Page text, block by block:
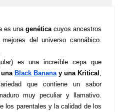
es una genética cuyos ancestros
Black Banana y una Kritical
que contiene un sabor
muy peculiar y llamativo.
los parentales y la calidad de los